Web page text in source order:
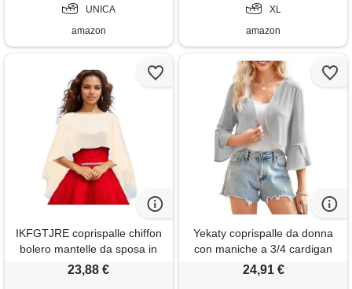
taglia unica
UNICA
amazon
XL
amazon
IKFGTJRE coprispalle chiffon
bolero mantelle da sposa in
chiffon, donna(champagne)
23,88 €
Yekaty coprispalle da donna
con maniche a 3/4 cardigan
corto leggero estivo
24,91 €